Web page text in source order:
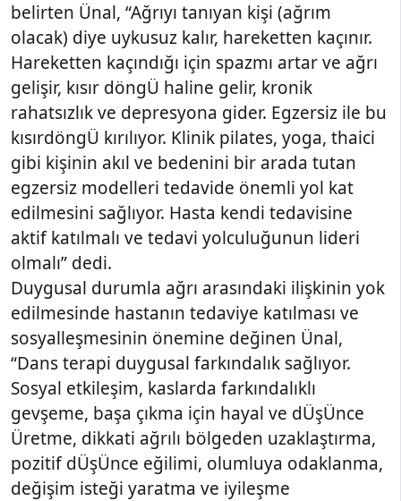
belirten Ünal, “Ağrıyı tanıyan kişi (ağrım
olacak) diye uykusuz kalır, hareketten kaçınır.
Hareketten kaçındığı için spazmı artar ve ağrı
gelişir, kısır döngÜ haline gelir, kronik
rahatsızlık ve depresyona gider. Egzersiz ile bu
kısırdöngÜ kırılıyor. Klinik pilates, yoga, thaici
gibi kişinin akıl ve bedenini bir arada tutan
egzersiz modelleri tedavide önemli yol kat
edilmesini sağlıyor. Hasta kendi tedavisine
aktif katılmalı ve tedavi yolculuğunun lideri
olmalı” dedi.
Duygusal durumla ağrı arasındaki ilişkinin yok
edilmesinde hastanın tedaviye katılması ve
sosyalleşmesinin önemine değinen Ünal,
“Dans terapi duygusal farkındalık sağlıyor.
Sosyal etkileşim, kaslarda farkındalıklı
gevşeme, başa çıkma için hayal ve dÜşÜnce
Üretme, dikkati ağrılı bölgeden uzaklaştırma,
pozitif dÜşÜnce eğilimi, olumluya odaklanma,
değişim isteği yaratma ve iyileşme